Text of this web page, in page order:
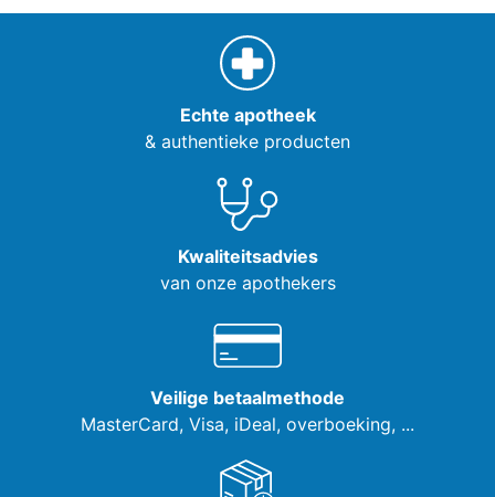
Echte apotheek
& authentieke producten
Kwaliteitsadvies
van onze apothekers
Veilige betaalmethode
MasterCard, Visa, iDeal, overboeking, ...